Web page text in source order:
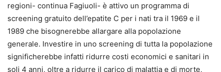
regioni- continua Fagiuoli- è attivo un programma di
screening gratuito dell’epatite C per i nati tra il 1969 e il
1989 che bisognerebbe allargare alla popolazione
generale. Investire in uno screening di tutta la popolazione
significherebbe infatti ridurre costi economici e sanitari in
soli 4 anni, oltre a ridurre il carico di malattia e di morte,